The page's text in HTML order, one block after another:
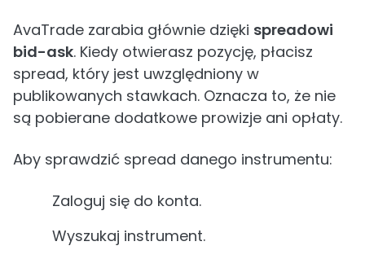
AvaTrade zarabia głównie dzięki spreadowi
bid-ask. Kiedy otwierasz pozycję, płacisz
spread, który jest uwzględniony w
publikowanych stawkach. Oznacza to, że nie
są pobierane dodatkowe prowizje ani opłaty.
Aby sprawdzić spread danego instrumentu:
Zaloguj się do konta.
Wyszukaj instrument.